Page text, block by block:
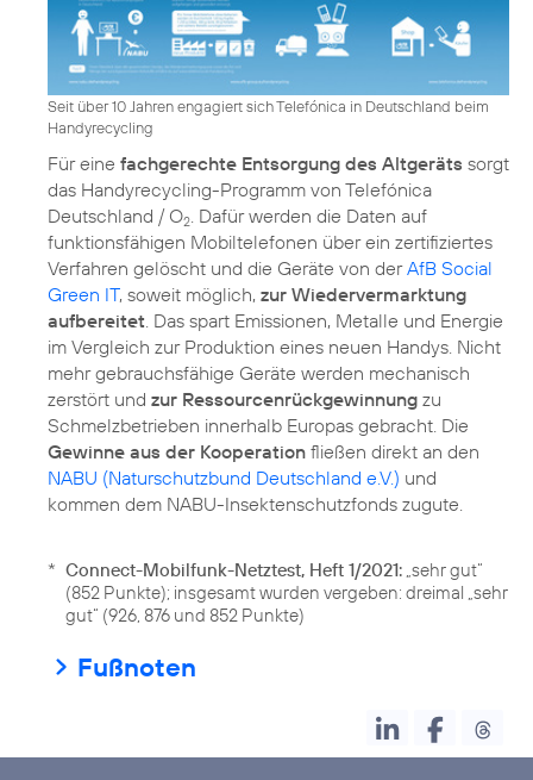
Seit über 10 Jahren engagiert sich Telefónica in Deutschland beim
Handyrecycling
Für eine fachgerechte Entsorgung des Altgeräts sorgt
das Handyrecycling-Programm von Telefónica
Deutschland / O2. Dafür werden die Daten auf
funktionsfähigen Mobiltelefonen über ein zertifiziertes
Verfahren gelöscht und die Geräte von derAfB Social
Green IT, soweit möglich, zur Wiedervermarktung
aufbereitet. Das spart Emissionen, Metalle und Energie
im Vergleich zur Produktion eines neuen Handys. Nicht
mehr gebrauchsfähige Geräte werden mechanisch
zerstört und zur Ressourcenrückgewinnung zu
Schmelzbetrieben innerhalb Europas gebracht. Die
Gewinne aus der Kooperation fließen direkt an den
NABU (Naturschutzbund Deutschland e.V.) und
* Connect-Mobilfunk-Netztest, Heft 1/2021: „sehr gut“
(852 Punkte); insgesamt wurden vergeben: dreimal „sehr
gut“ (926, 876 und 852 Punkte)
Fußnoten